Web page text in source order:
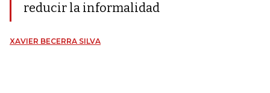
reducir la informalidad
XAVIER BECERRA SILVA